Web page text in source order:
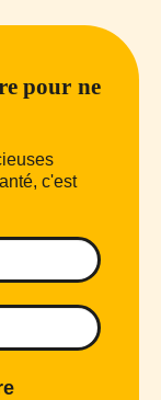
pour ne
c'est